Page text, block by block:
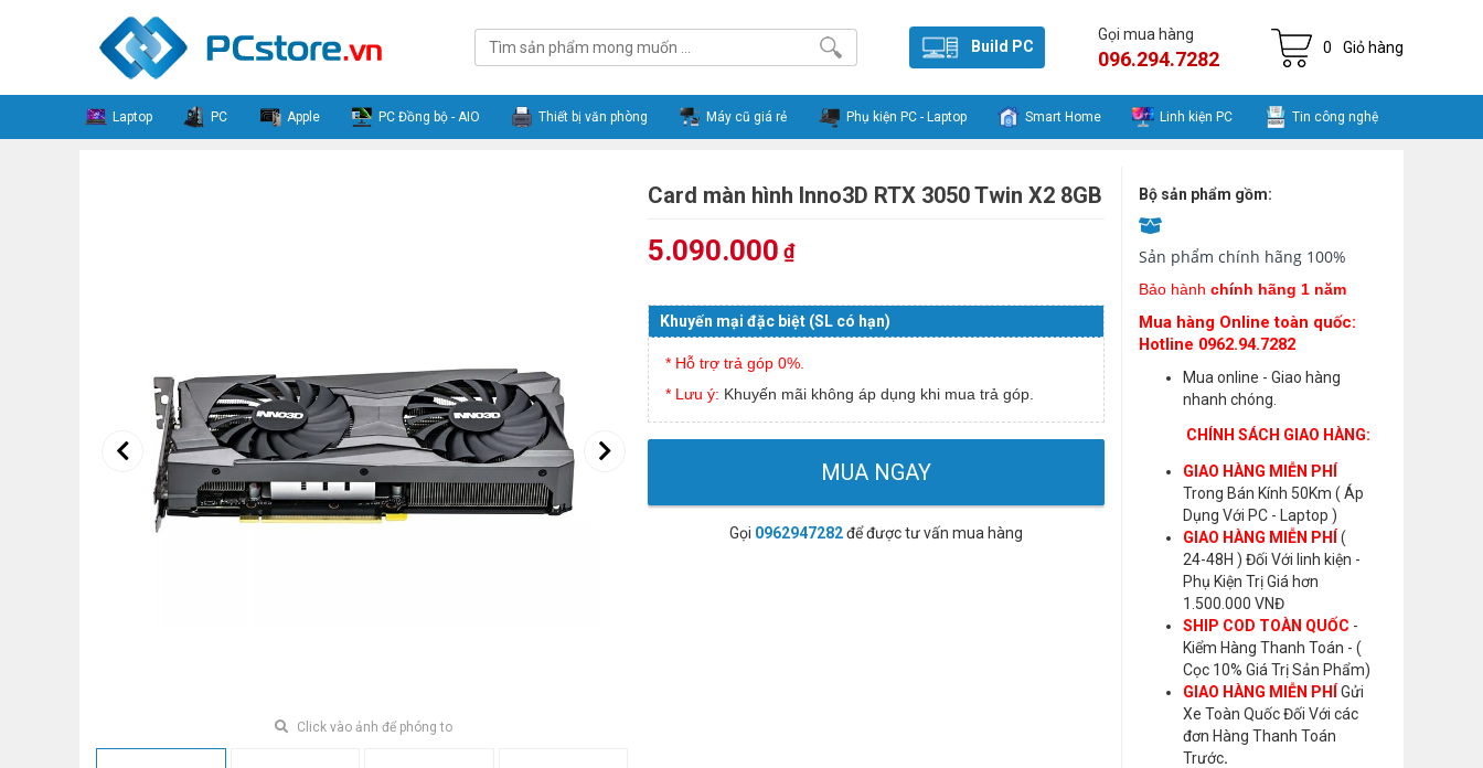
Build PC
Gọi mua hàng
096.294.7282 0 Giỏ hàng
Laptop PC Apple PC Đồng bộ - AIO Thiết bị văn phòng Máy cũ giá rẻ Phụ kiện PC - Laptop Smart Home Linh kiện PC Tin công nghệ
Click vào ảnh để phóng to
Card màn hình Inno3D RTX 3050 Twin X2 8GB
5.090.000 ₫
Khuyến mại đặc biệt (SL có hạn)
* Hỗ trợ trả góp 0%.
* Lưu ý: Khuyến mãi không áp dụng khi mua trả góp.
MUA NGAY
Gọi 0962947282để được tư vấn mua hàng
Bộ sản phẩm gồm:
Sản phẩm chính hãng 100%
Bảo hành chính hãng 1 năm
Mua hàng Online toàn quốc:
Hotline 0962.94.7282
Mua online - Giao hàng
nhanh chóng.
CHÍNH SÁCH GIAO HÀNG:
GIAO HÀNG MIỄN PHÍ
Trong Bán Kính 50Km ( Áp
Dụng Với PC - Laptop )
GIAO HÀNG MIỄN PHÍ
(
24-48H ) Đối Với linh kiện -
Phụ Kiện Trị Giá hơn
1.500.000 VNĐ
SHIP COD TOÀN QUỐC -
Kiểm Hàng Thanh Toán - (
Cọc 10% Giá Trị Sản Phẩm)
GIAO HÀNG MIỄN PHÍ
Gửi
Xe Toàn Quốc Đối Với các
đơn Hàng Thanh Toán
Trước.